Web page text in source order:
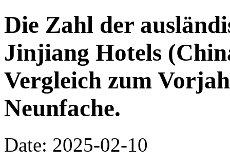
Die Zahl der
Jinjiang Hotels
Vergleich zum
Neunfache.
Date: 2025-02-10